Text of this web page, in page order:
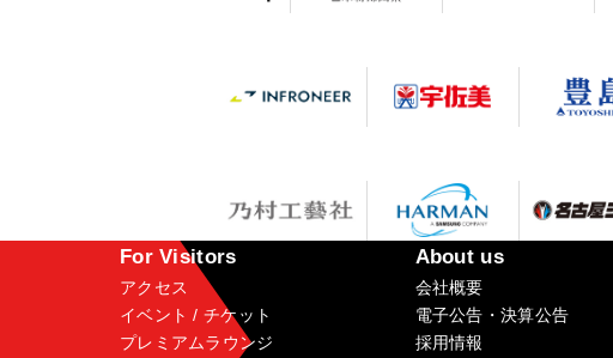
For Visitors
アクセス
イベント / チケット
プレミアムラウンジ
About us
会社概要
電子公告・決算公告
採用情報